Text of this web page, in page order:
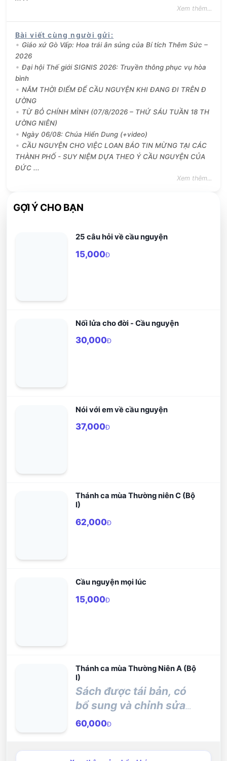
Xem thêm...
Bài viết cùng người gửi :
Giáo xứ Gò Vấp: Hoa trái ân sủng của Bí tích Thêm Sức –
2026
Đại hội Thế giới SIGNIS 2026: Truyền thông phục vụ hòa
bình
NĂM THỜI ĐIỂM ĐỂ CẦU NGUYỆN KHI ĐANG ĐI TRÊN Đ
ƯỜNG
TỪ BỎ CHÍNH MÌNH (07/8/2026 – THỨ SÁU TUẦN 18 TH
ƯỜNG NIÊN)
Ngày 06/08: Chúa Hiển Dung (+video)
CẦU NGUYỆN CHO VIỆC LOAN BÁO TIN MỪNG TẠI CÁC
THÀNH PHỐ - SUY NIỆM DỰA THEO Ý CẦU NGUYỆN CỦA
ĐỨC ...
Xem thêm...
GỢI Ý CHO BẠN
25 câu hỏi về cầu nguyện
15,000Đ
Nối lửa cho đời - Cầu nguyện
30,000Đ
Nói với em về cầu nguyện
37,000Đ
Thánh ca mùa Thường niên C (Bộ
I)
62,000Đ
Cầu nguyện mọi lúc
15,000Đ
Thánh ca mùa Thường Niên A (Bộ
I)
Sách được tái bản, có
bổ sung và chỉnh sửa
từ quyển sau:
60,000Đ